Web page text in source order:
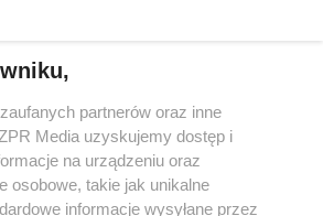
partnerów oraz inne
Media uzyskujemy dostęp i
na urządzeniu oraz
osobowe, takie jak unikalne
informacje wysyłane przez